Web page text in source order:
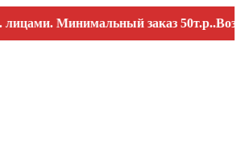
Минимальный заказ 50т.р..Возможны